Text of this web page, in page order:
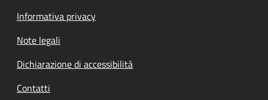
Informativa privacy
Note legali
Dichiarazione di accessibilità
Contatti